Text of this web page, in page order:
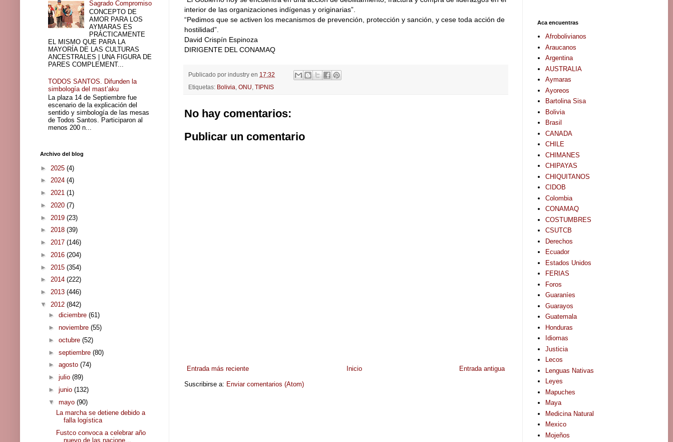
interior de las organizaciones indígenas y originarias”.
“Pedimos que se activen los mecanismos de prevención, protección y sanción, y cese toda acción de
hostilidad”.
David Crispín Espinoza
DIRIGENTE DEL CONAMAQ
Publicado por industry en 17:32
Etiquetas: Bolivia ONU TIPNIS
No hay comentarios:
Publicar un comentario
Entrada más reciente Entrada antigua
Inicio
Suscribirse a: Enviar comentarios (Atom)
Sagrado Compromiso
CONCEPTO DE
AMOR PARA LOS
AYMARAS ES
PRÁCTICAMENTE
EL MISMO QUE PARA LA
MAYORÍA DE LAS CULTURAS
ANCESTRALES | UNA FIGURA DE
PARES COMPLEMENT...
TODOS SANTOS. Difunden la
simbología del mast’aku
La plaza 14 de Septiembre fue
escenario de la explicación del
sentido y simbología de las mesas
de Todos Santos. Participaron al
menos 200 n...
Archivo del blog
► 2025 (4)
► 2024 (4)
► 2021 (1)
► 2020 (7)
► 2019 (23)
► 2018 (39)
► 2017 (146)
► 2016 (204)
► 2015 (354)
► 2014 (222)
► 2013 (446)
▼ 2012 (842)
► diciembre (61)
► noviembre (55)
► octubre (52)
► septiembre (80)
► agosto (74)
► julio (89)
► junio (132)
▼ mayo (90)
La marcha se detiene debido a
falla logística
Fustco convoca a celebrar año
nuevo de las nacione...
Aca encuentras
Afrobolivianos
Araucanos
Argentina
AUSTRALIA
Aymaras
Ayoreos
Bartolina Sisa
Bolivia
Brasil
CANADA
CHILE
CHIMANES
CHIPAYAS
CHIQUITANOS
CIDOB
Colombia
CONAMAQ
COSTUMBRES
CSUTCB
Derechos
Ecuador
Estados Unidos
FERIAS
Foros
Guaraníes
Guarayos
Guatemala
Honduras
Idiomas
Justicia
Lecos
Lenguas Nativas
Leyes
Mapuches
Maya
Medicina Natural
Mexico
Mojeños